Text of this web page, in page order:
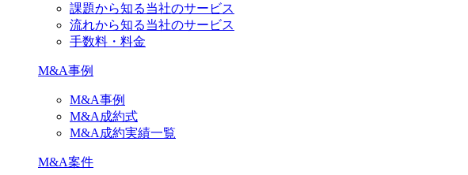
課題から知る当社のサービス
流れから知る当社のサービス
手数料・料金
M&A事例
M&A事例
M&A成約式
M&A成約実績一覧
M&A案件